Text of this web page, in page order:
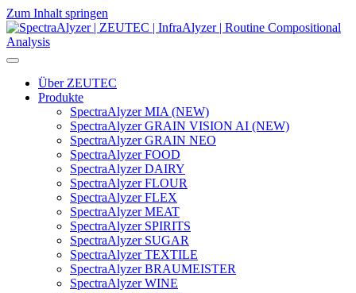
Zum Inhalt springen
Hauptnavigation
Über ZEUTEC
Produkte
SpectraAlyzer MIA (NEW)
SpectraAlyzer GRAIN VISION AI (NEW)
SpectraAlyzer GRAIN NEO
SpectraAlyzer FOOD
SpectraAlyzer DAIRY
SpectraAlyzer FLOUR
SpectraAlyzer FLEX
SpectraAlyzer MEAT
SpectraAlyzer SPIRITS
SpectraAlyzer SUGAR
SpectraAlyzer TEXTILE
SpectraAlyzer BRAUMEISTER
SpectraAlyzer WINE